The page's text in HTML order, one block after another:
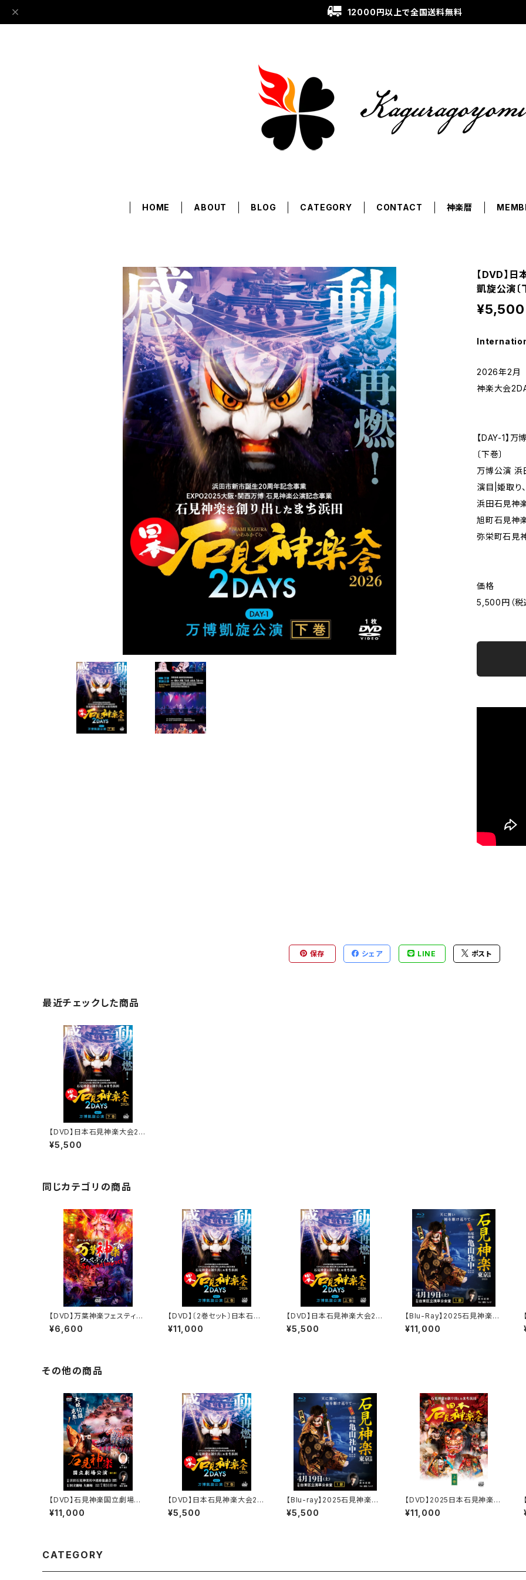
12000円以上で全国送料無料
HOME ABOUT BLOG CATEGORY CONTACT 神楽暦
【DVD】
凱旋公演〔
¥5,500
2026年2月
神楽大会
【DAY-1】
〔下巻〕
万博公演 浜
演目|姫取り
浜田石見神
旭町石見神
弥栄町石見
価格
5,500円（
保存 シェア LINE ポスト
最近チェックした商品
【DVD】日本石見神楽大会20
26 2DAYS【DAY-1】万博凱
旋公演〔下巻〕
¥5,500
同じカテゴリの商品
【DVD】万葉神楽フェスティバ
ル Second Impact
¥6,600
【DVD】〔2巻セット〕日本石見
神楽大会2026 2DAYS【DA
Y-1】万博凱旋公演
¥11,000
【DVD】日本石見神楽大会20
26 2DAYS【DAY-1】万博凱
旋公演〔上巻〕
¥5,500
【Blu-Ray】2025石見神楽東
京公演 石見神楽亀山社中
〈1部・2部 2巻セット〉
¥11,000
その他の商品
【DVD】石見神楽国立劇場公
演（2022年）〈第1部・第2部
2巻セット〉
¥11,000
【DVD】日本石見神楽大会20
26 2DAYS【DAY-1】万博凱
旋公演〔下巻〕
¥5,500
【Blu-ray】2025石見神楽東
京公演 石見神楽亀山社中
〈1部〉
¥5,500
【DVD】2025日本石見神楽大
会〈上下2巻セット〉
¥11,000
CATEGORY